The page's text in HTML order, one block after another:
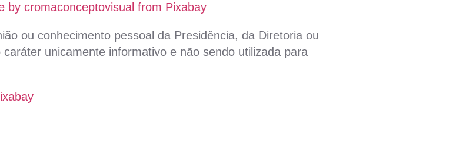
by cromaconceptovisual from Pixabay
ou conhecimento pessoal da Presidência, da Diretoria ou
unicamente informativo e não sendo utilizada para